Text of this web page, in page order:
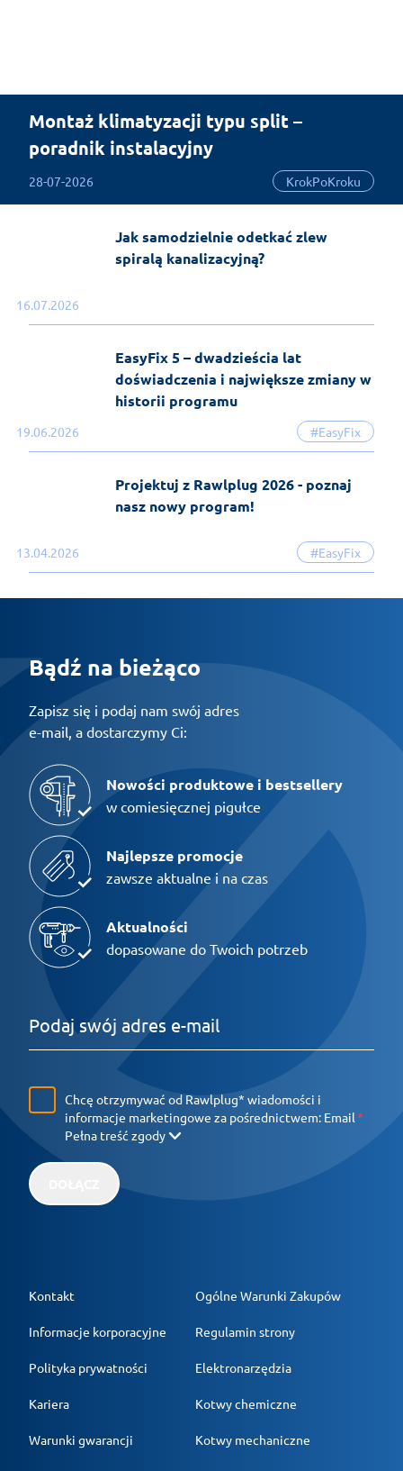
Montaż klimatyzacji typu split –
poradnik instalacyjny
28-07-2026 KrokPoKroku
16.07.2026
Jak samodzielnie odetkać zlew
spiralą kanalizacyjną?
19.06.2026 #EasyFix
EasyFix 5 – dwadzieścia lat
doświadczenia i największe zmiany w
historii programu
13.04.2026 #EasyFix
Projektuj z Rawlplug 2026 - poznaj
nasz nowy program!
Bądź na bieżąco
Zapisz się i podaj nam swój adres
e-mail, a dostarczymy Ci:
Nowości produktowe i bestsellery
w comiesięcznej pigułce
Najlepsze promocje
zawsze aktualne i na czas
Aktualności
dopasowane do Twoich potrzeb
Chcę otrzymywać od Rawlplug* wiadomości i
informacje marketingowe za pośrednictwem: Email
Pełna treść zgody
Kontakt
Informacje korporacyjne
Polityka prywatności
Kariera
Warunki gwarancji
Ogólne Warunki Zakupów
Regulamin strony
Elektronarzędzia
Kotwy chemiczne
Kotwy mechaniczne